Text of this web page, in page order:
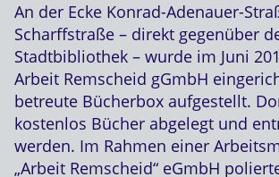
An der Ecke Konrad-Adenauer-
Scharffstraße – direkt gegenüber
Stadtbibliothek – wurde im Juni
Arbeit Remscheid gGmbH
betreute Bücherbox aufgestellt.
kostenlos Bücher abgelegt und
werden. Im Rahmen einer
„Arbeit Remscheid“ eGmbH